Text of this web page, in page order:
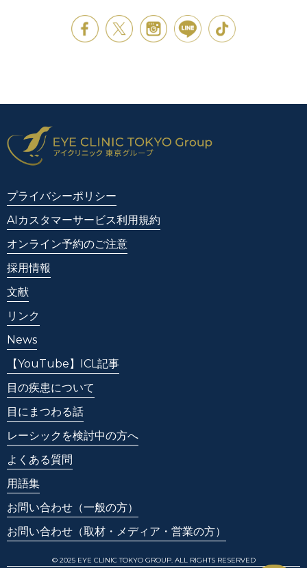
プライバシーポリシー
AIカスタマーサービス利用規約
オンライン予約のご注意
採用情報
文献
リンク
News
【YouTube】ICL記事
目の疾患について
目にまつわる話
レーシックを検討中の方へ
よくある質問
用語集
お問い合わせ （一般の方）
お問い合わせ （取材・メディア・営業の方）
© 2025 EYE CLINIC TOKYO GROUP. ALL RIGHTS RESERVED